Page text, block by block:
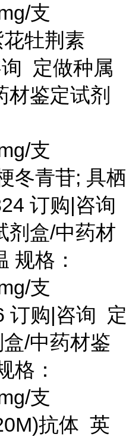
支
牡荆素
定做种属
材鉴定试剂
支
冬青苷; 具栖
订购|咨询
剂盒/中药材
规格：
支
订购|咨询 定
/中药材鉴
格：
支
抗体 英